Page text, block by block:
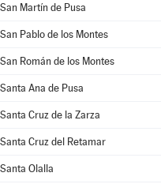
San Martín de Pusa
San Pablo de los Montes
San Román de los Montes
Santa Ana de Pusa
Santa Cruz de la Zarza
Santa Cruz del Retamar
Santa Olalla